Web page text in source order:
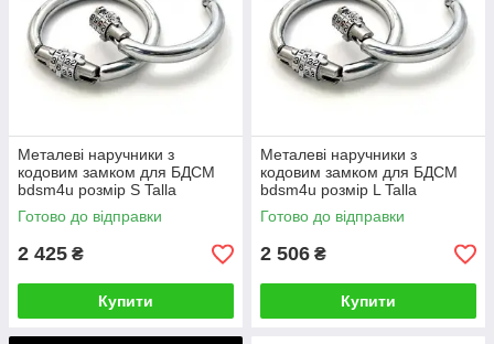
Металеві наручники з
кодовим замком для БДСМ
bdsm4u розмір S Talla
Готово до відправки
2 425 ₴
Купити
Металеві наручники з
кодовим замком для БДСМ
bdsm4u розмір L Talla
Готово до відправки
2 506 ₴
Купити